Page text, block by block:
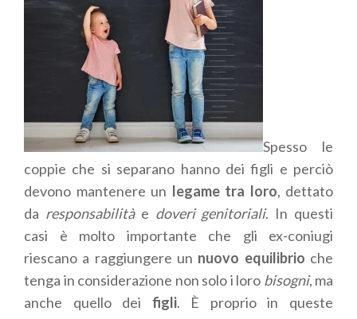
Spesso le
coppie che si separano hanno dei figli e perciò
devono mantenere un legame tra loro, dettato
da responsabilità e doveri genitoriali. In questi
casi è molto importante che gli ex-coniugi
riescano a raggiungere un nuovo equilibrio che
tenga in considerazione non solo i loro bisogni, ma
anche quello dei figli. È proprio in queste